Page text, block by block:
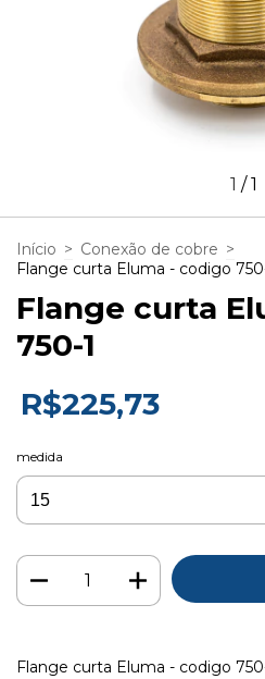
1 /1
Início > Conexão de cobre >
Flange curta Eluma - codigo
Flange curta
750-1
R$225,73
medida
Flange curta Eluma - codigo